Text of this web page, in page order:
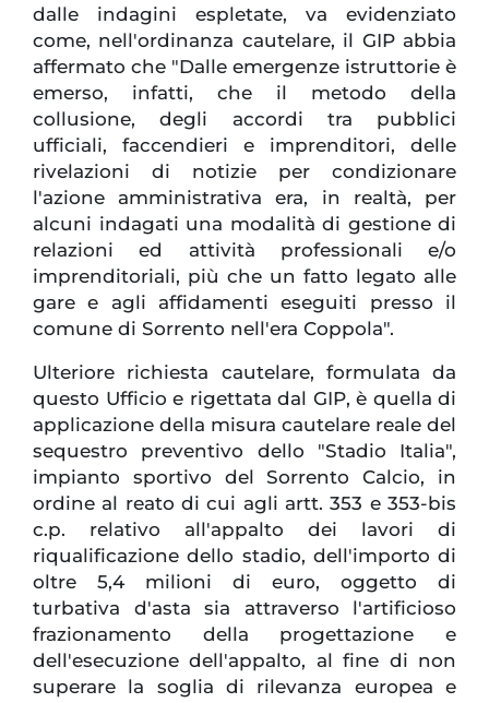
dalle indagini espletate, va evidenziato
come, nell'ordinanza cautelare, il GIP abbia
affermato che "Dalle emergenze istruttorie è
emerso, infatti, che il metodo della
collusione, degli accordi tra pubblici
ufficiali, faccendieri e imprenditori, delle
rivelazioni di notizie per condizionare
l'azione amministrativa era, in realtà, per
alcuni indagati una modalità di gestione di
relazioni ed attività professionali e/o
imprenditoriali, più che un fatto legato alle
gare e agli affidamenti eseguiti presso il
comune di Sorrento nell'era Coppola".
Ulteriore richiesta cautelare, formulata da
questo Ufficio e rigettata dal GIP, è quella di
applicazione della misura cautelare reale del
sequestro preventivo dello "Stadio Italia",
impianto sportivo del Sorrento Calcio, in
ordine al reato di cui agli artt. 353 e 353-bis
c.p. relativo all'appalto dei lavori di
riqualificazione dello stadio, dell'importo di
oltre 5,4 milioni di euro, oggetto di
turbativa d'asta sia attraverso l'artificioso
frazionamento della progettazione e
dell'esecuzione dell'appalto, al fine di non
superare la soglia di rilevanza europea e